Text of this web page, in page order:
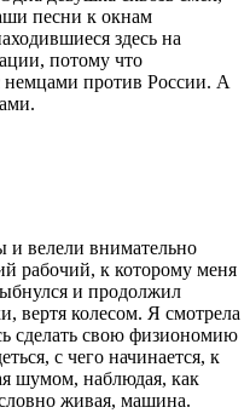
песни к окнам
здесь на
потому что
немцами против России. А
велели внимательно
рабочий, к которому меня
и продолжил
вертя колесом. Я смотрела
сделать свою физиономию
с чего начинается, к
шумом, наблюдая, как
живая, машина.